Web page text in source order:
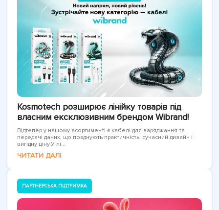
Kosmotech розширює лінійку товарів під
власним ексклюзивним брендом Wibrand!
Відтепер у нашому асортименті є кабелі для заряджання та
передачі даних, що поєднують практичність, сучасний дизайн і
вигідну ціну.У лі...
ЧИТАТИ ДАЛІ
ПАРТНЕРСЬКА ПІДТРИМКА